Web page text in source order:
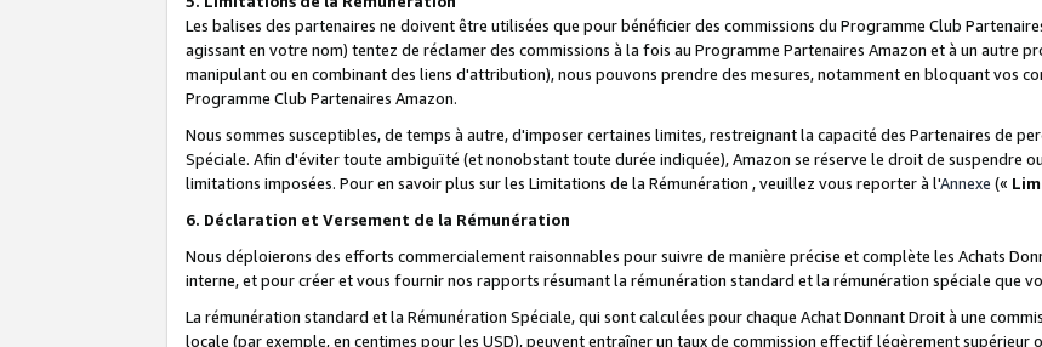
Les balises des partenaires ne doivent être utilisées que pour bénéficier des commissions du Programme Club
agissant en votre nom) tentez de réclamer des commissions à la fois au Programme Partenaires Amazon et à un autre
manipulant ou en combinant des liens d'attribution), nous pouvons prendre des mesures, notamment en bloquant vos
Programme Club Partenaires Amazon.
Nous sommes susceptibles, de temps à autre, d'imposer certaines limites, restreignant la capacité des Partenaires de
Spéciale. Afin d'éviter toute ambiguïté (et nonobstant toute durée indiquée), Amazon se réserve le droit de suspendre
limitations imposées. Pour en savoir plus sur les Limitations de la Rémunération , veuillez vous reporter à l'Annexe («
6. Déclaration et Versement de la Rémunération
Nous déploierons des efforts commercialement raisonnables pour suivre de manière précise et complète les Achats
interne, et pour créer et vous fournir nos rapports résumant la rémunération standard et la rémunération spéciale que
La rémunération standard et la Rémunération Spéciale, qui sont calculées pour chaque Achat Donnant Droit à une
locale (par exemple, en centimes pour les USD), peuvent entraîner un taux de commission effectif légèrement